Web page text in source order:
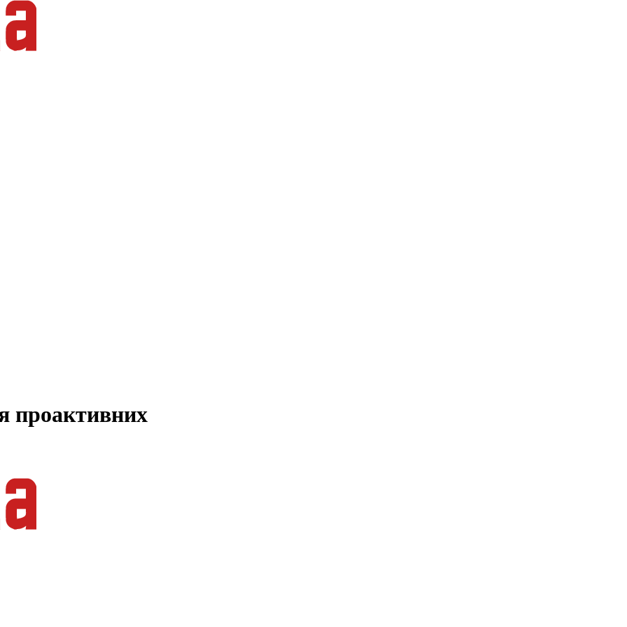
проактивних